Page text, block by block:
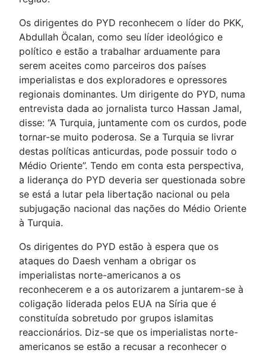
Os dirigentes do PYD reconhecem o líder do PKK,
Abdullah Öcalan, como seu líder ideológico e
político e estão a trabalhar arduamente para
serem aceites como parceiros dos países
imperialistas e dos exploradores e opressores
regionais dominantes. Um dirigente do PYD, numa
entrevista dada ao jornalista turco Hassan Jamal,
disse: “A Turquia, juntamente com os curdos, pode
tornar-se muito poderosa. Se a Turquia se livrar
destas políticas anticurdas, pode possuir todo o
Médio Oriente”. Tendo em conta esta perspectiva,
a liderança do PYD deveria ser questionada sobre
se está a lutar pela libertação nacional ou pela
subjugação nacional das nações do Médio Oriente
à Turquia.
Os dirigentes do PYD estão à espera que os
ataques do Daesh venham a obrigar os
imperialistas norte-americanos a os
reconhecerem e a os autorizarem a juntarem-se à
coligação liderada pelos EUA na Síria que é
constituída sobretudo por grupos islamitas
reaccionários. Diz-se que os imperialistas norte-
americanos se estão a recusar a reconhecer o